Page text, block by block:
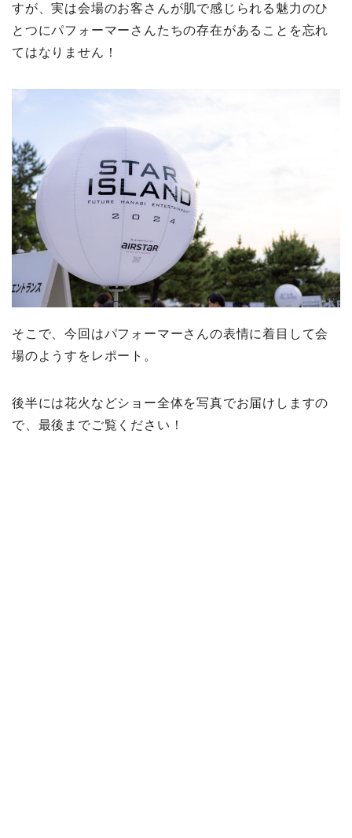
すが、実は会場のお客さんが肌で感じられる魅力のひ
とつにパフォーマーさんたちの存在があることを忘れ
てはなりません！
そこで、今回はパフォーマーさんの表情に着目して会
場のようすをレポート。
後半には花火などショー全体を写真でお届けしますの
で、最後までご覧ください！